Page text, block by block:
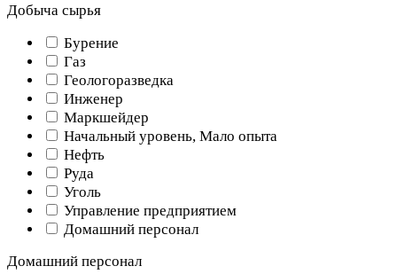
Добыча сырья
Бурение
Газ
Геологоразведка
Инженер
Маркшейдер
Начальный уровень, Мало опыта
Нефть
Руда
Уголь
Управление предприятием
Домашний персонал
Домашний персонал